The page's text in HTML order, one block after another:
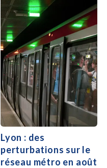
Lyon : des
perturbations sur le
réseau métro en août